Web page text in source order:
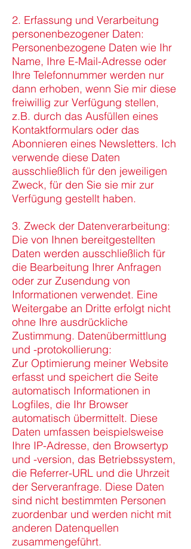
2. Erfassung und Verarbeitung
personenbezogener Daten:
Personenbezogene Daten wie Ihr
Name, Ihre E-Mail-Adresse oder
Ihre Telefonnummer werden nur
dann erhoben, wenn Sie mir diese
freiwillig zur Verfügung stellen,
z.B. durch das Ausfüllen eines
Kontaktformulars oder das
Abonnieren eines Newsletters. Ich
verwende diese Daten
ausschließlich für den jeweiligen
Zweck, für den Sie sie mir zur
Verfügung gestellt haben.
3. Zweck der Datenverarbeitung:
Die von Ihnen bereitgestellten
Daten werden ausschließlich für
die Bearbeitung Ihrer Anfragen
oder zur Zusendung von
Informationen verwendet. Eine
Weitergabe an Dritte erfolgt nicht
ohne Ihre ausdrückliche
Zustimmung. Datenübermittlung
und -protokollierung:
Zur Optimierung meiner Website
erfasst und speichert die Seite
automatisch Informationen in
Logfiles, die Ihr Browser
automatisch übermittelt. Diese
Daten umfassen beispielsweise
Ihre IP-Adresse, den Browsertyp
und -version, das Betriebssystem,
die Referrer-URL und die Uhrzeit
der Serveranfrage. Diese Daten
sind nicht bestimmten Personen
zuordenbar und werden nicht mit
anderen Datenquellen
zusammengeführt.